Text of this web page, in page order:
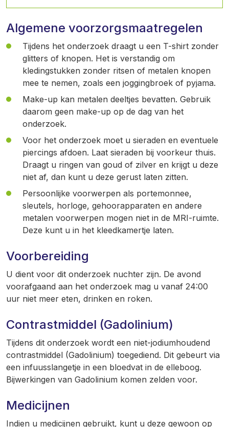
Algemene voorzorgsmaatregelen
Tijdens het onderzoek draagt u een T-shirt zonder
glitters of knopen. Het is verstandig om
kledingstukken zonder ritsen of metalen knopen
mee te nemen, zoals een joggingbroek of pyjama.
Make-up kan metalen deeltjes bevatten. Gebruik
daarom geen make-up op de dag van het
onderzoek.
Voor het onderzoek moet u sieraden en eventuele
piercings afdoen. Laat sieraden bij voorkeur thuis.
Draagt u ringen van goud of zilver en krijgt u deze
niet af, dan kunt u deze gerust laten zitten.
Persoonlijke voorwerpen als portemonnee,
sleutels, horloge, gehoorapparaten en andere
metalen voorwerpen mogen niet in de MRI-ruimte.
Deze kunt u in het kleedkamertje laten.
Voorbereiding
U dient voor dit onderzoek nuchter zijn. De avond
voorafgaand aan het onderzoek mag u vanaf 24:00
uur niet meer eten, drinken en roken.
Contrastmiddel (Gadolinium)
Tijdens dit onderzoek wordt een niet-jodiumhoudend
contrastmiddel (Gadolinium) toegediend. Dit gebeurt via
een infuusslangetje in een bloedvat in de elleboog.
Bijwerkingen van Gadolinium komen zelden voor.
Medicijnen
Indien u medicijnen gebruikt, kunt u deze gewoon op